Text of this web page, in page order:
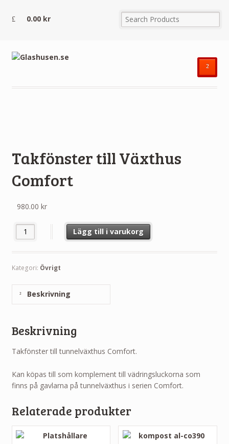
0.00 kr
²
Takfönster till Växthus
Comfort
980.00 kr
Takfönster till Växthus Comfort mängd
Lägg till i varukorg
Kategori: Övrigt
Beskrivning
Beskrivning
Takfönster till tunnelväxthus Comfort.
Kan köpas till som komplement till vädringsluckorna som
finns på gavlarna på tunnelväxthus i serien Comfort.
Relaterade produkter